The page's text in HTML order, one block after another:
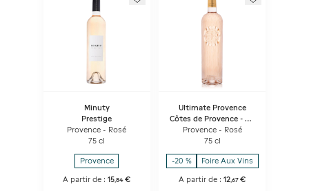
Minuty
Prestige
Provence - Rosé
75 cl
Provence
A partir de :15 ,84 €
Ultimate Provence
Côtes de Provence - UP
Rosé
Provence - Rosé
75 cl
-20 % Foire Aux Vins
A partir de :12 ,67 €